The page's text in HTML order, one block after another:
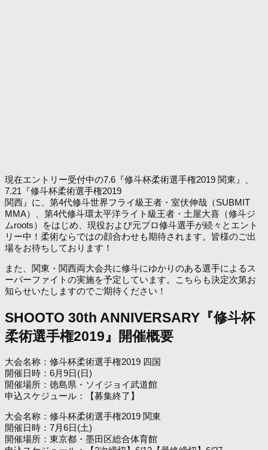
現在エントリー受付中の7.6『修斗杯柔術選手権2019 関東』、
7.21『修斗杯柔術選手権2019
関西』に、第4代修斗世界フライ級王者・室伏伸哉（SUBMIT
MMA）、第4代修斗環太平洋ライト級王者・土屋大喜（修斗ジ
ムroots）をはじめ、現役および元プロ修斗選手が続々とエント
リー中！柔術ならではの顔合わせも期待されます。皆様のご出
場をお待ちしております！
また、関東・関西両大会共に修斗にゆかりのある選手によるス
ーパーファイトの実施を予定しています。こちらも決定次第お
知らせいたしますのでご期待ください！
SHOOTO 30th ANNIVERSARY『修斗杯
柔術選手権2019』開催概要
大会名称：修斗杯柔術選手権2019 四国
開催日時：6月9日(日)
開催場所：徳島県・ソイジョイ武道館
申込スケジュール：【募集終了】
大会名称：修斗杯柔術選手権2019 関東
開催日時：7月6日(土)
開催場所：東京都・墨田区総合体育館